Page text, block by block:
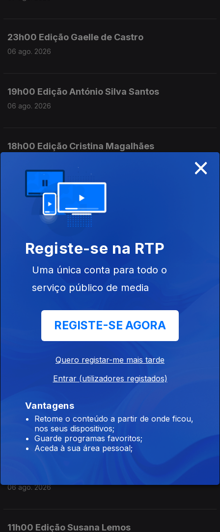
23h00 Edição Gaelle de Castro
06 ago. 2026
19h00 Edição António Silva Santos
06 ago. 2026
18h00 Edição Cristina Magalhães
17h00 Edição Cristina Magalhães
06 ago. 2026
16h00 Edição Cristina Magalhães
06 ago. 2026
15h00 Edição Susana Lemos
14h00 Edição Susana Lemos
13h00 Edição Susana Lemos
06 ago. 2026
06 ago. 2026
11h00 Edição Susana Lemos
×
Registe-se na RTP
Uma única conta para todo o
serviço público de media
REGISTE-SE AGORA
Quero registar-me mais tarde
Entrar (utilizadores registados)
Vantagens
Retome o conteúdo a partir de onde ficou,
nos seus dispositivos;
Guarde programas favoritos;
Aceda à sua área pessoal;